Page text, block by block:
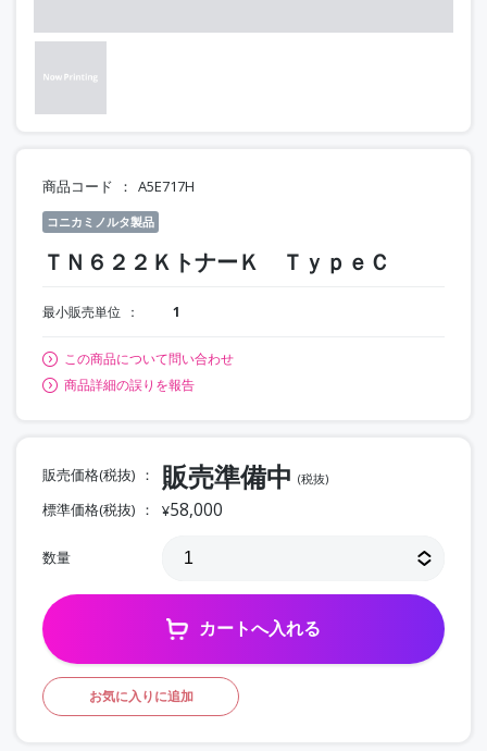
商品コード A5E717H
コニカミノルタ製品
ＴＮ６２２ＫトナーＫ ＴｙｐｅＣ
最小販売単位 1
この商品について問い合わせ
商品詳細の誤りを報告
販売価格(税抜) 販売準備中 (税抜)
標準価格(税抜) ¥58,000
数量
カートへ入れる
お気に入りに追加